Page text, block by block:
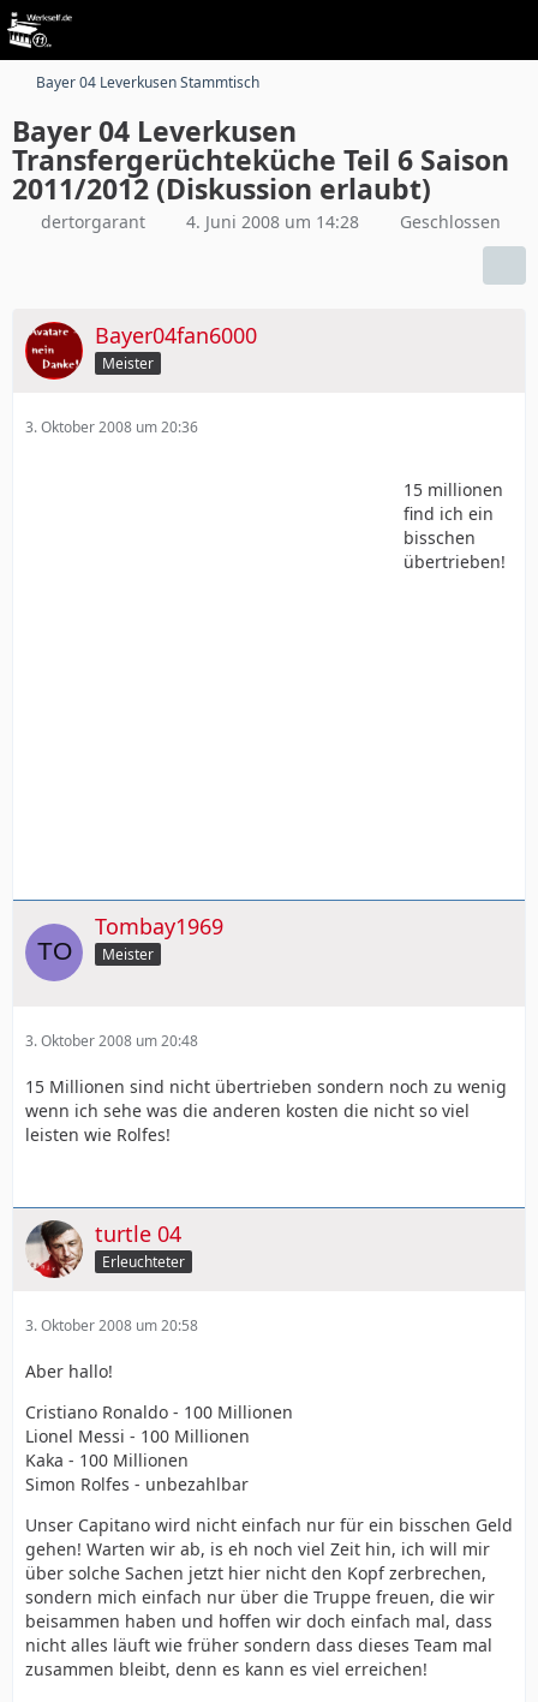
Bayer 04 Leverkusen Stammtisch
Bayer 04 Leverkusen
Transfergerüchteküche Teil 6 Saison
2011/2012 (Diskussion erlaubt)
dertorgarant 4. Juni 2008 um 14:28 Geschlossen
Bayer04fan6000
Meister
3. Oktober 2008 um 20:36
15 millionen
find ich ein
bisschen
übertrieben!
Tombay1969
Meister
3. Oktober 2008 um 20:48
15 Millionen sind nicht übertrieben sondern noch zu wenig
wenn ich sehe was die anderen kosten die nicht so viel
leisten wie Rolfes!
turtle 04
Erleuchteter
3. Oktober 2008 um 20:58
Aber hallo!
Cristiano Ronaldo - 100 Millionen
Lionel Messi - 100 Millionen
Kaka - 100 Millionen
Simon Rolfes - unbezahlbar
Unser Capitano wird nicht einfach nur für ein bisschen Geld
gehen! Warten wir ab, is eh noch viel Zeit hin, ich will mir
über solche Sachen jetzt hier nicht den Kopf zerbrechen,
sondern mich einfach nur über die Truppe freuen, die wir
beisammen haben und hoffen wir doch einfach mal, dass
nicht alles läuft wie früher sondern dass dieses Team mal
zusammen bleibt, denn es kann es viel erreichen!